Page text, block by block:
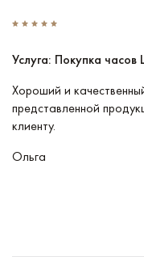
Услуга: Покупка часов
Хороший и
представленной
клиенту.
Ольга